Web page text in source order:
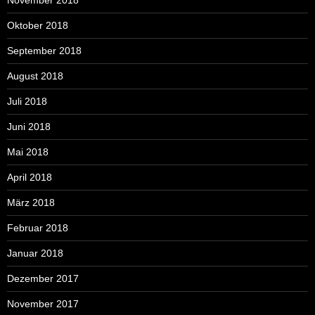
Oktober 2018
September 2018
August 2018
Juli 2018
Juni 2018
Mai 2018
April 2018
März 2018
Februar 2018
Januar 2018
Dezember 2017
November 2017